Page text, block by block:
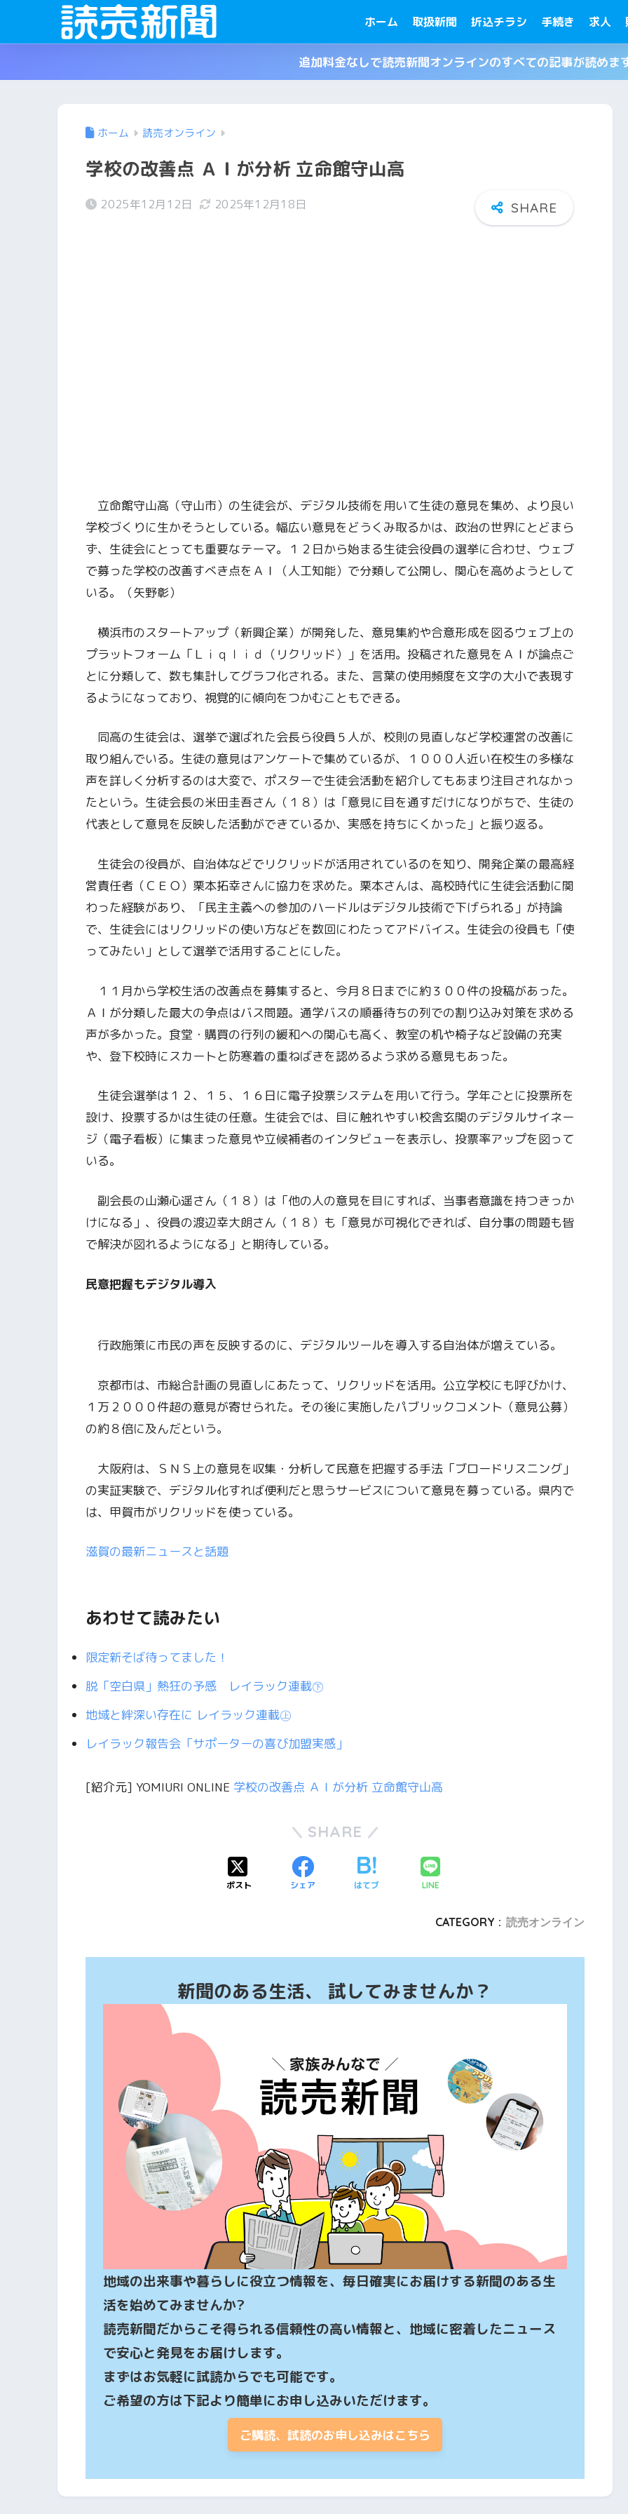
ホーム 取扱新聞 折込チラシ 手続き 求人
追加料金なしで読売新聞オンラインのすべての記事が読めま
ホーム 読売オンライン
学校の改善点 ＡＩが分析 立命館守山高
2025年12月12日 2025年12月18日
立命館守山高（守山市）の生徒会が、デジタル技術を用いて生徒の意見を集め、より良い
学校づくりに生かそうとしている。幅広い意見をどうくみ取るかは、政治の世界にとどまら
ず、生徒会にとっても重要なテーマ。１２日から始まる生徒会役員の選挙に合わせ、ウェブ
で募った学校の改善すべき点をＡＩ（人工知能）で分類して公開し、関心を高めようとして
いる。（矢野彰）
横浜市のスタートアップ（新興企業）が開発した、意見集約や合意形成を図るウェブ上の
プラットフォーム「Ｌｉｑｌｉｄ（リクリッド）」を活用。投稿された意見をＡＩが論点ご
とに分類して、数も集計してグラフ化される。また、言葉の使用頻度を文字の大小で表現す
るようになっており、視覚的に傾向をつかむこともできる。
同高の生徒会は、選挙で選ばれた会長ら役員５人が、校則の見直しなど学校運営の改善に
取り組んでいる。生徒の意見はアンケートで集めているが、１０００人近い在校生の多様な
声を詳しく分析するのは大変で、ポスターで生徒会活動を紹介してもあまり注目されなかっ
たという。生徒会長の米田圭吾さん（１８）は「意見に目を通すだけになりがちで、生徒の
代表として意見を反映した活動ができているか、実感を持ちにくかった」と振り返る。
生徒会の役員が、自治体などでリクリッドが活用されているのを知り、開発企業の最高経
営責任者（ＣＥＯ）栗本拓幸さんに協力を求めた。栗本さんは、高校時代に生徒会活動に関
わった経験があり、「民主主義への参加のハードルはデジタル技術で下げられる」が持論
で、生徒会にはリクリッドの使い方などを数回にわたってアドバイス。生徒会の役員も「使
ってみたい」として選挙で活用することにした。
１１月から学校生活の改善点を募集すると、今月８日までに約３００件の投稿があった。
ＡＩが分類した最大の争点はバス問題。通学バスの順番待ちの列での割り込み対策を求める
声が多かった。食堂・購買の行列の緩和への関心も高く、教室の机や椅子など設備の充実
や、登下校時にスカートと防寒着の重ねばきを認めるよう求める意見もあった。
生徒会選挙は１２、１５、１６日に電子投票システムを用いて行う。学年ごとに投票所を
設け、投票するかは生徒の任意。生徒会では、目に触れやすい校舎玄関のデジタルサイネー
ジ（電子看板）に集まった意見や立候補者のインタビューを表示し、投票率アップを図って
いる。
副会長の山瀬心遥さん（１８）は「他の人の意見を目にすれば、当事者意識を持つきっか
けになる」、役員の渡辺幸大朗さん（１８）も「意見が可視化できれば、自分事の問題も皆
で解決が図れるようになる」と期待している。
民意把握もデジタル導入
行政施策に市民の声を反映するのに、デジタルツールを導入する自治体が増えている。
京都市は、市総合計画の見直しにあたって、リクリッドを活用。公立学校にも呼びかけ、
１万２０００件超の意見が寄せられた。その後に実施したパブリックコメント（意見公募）
の約８倍に及んだという。
大阪府は、ＳＮＳ上の意見を収集・分析して民意を把握する手法「ブロードリスニング」
の実証実験で、デジタル化すれば便利だと思うサービスについて意見を募っている。県内で
は、甲賀市がリクリッドを使っている。
滋賀の最新ニュースと話題
あわせて読みたい
限定新そば待ってました！
脱「空白県」熱狂の予感 レイラック連載㊦
地域と絆深い存在に レイラック連載㊤
レイラック報告会「サポーターの喜び加盟実感」
[紹介元] YOMIURI ONLINE 学校の改善点 ＡＩが分析 立命館守山高
SHARE
ポスト シェア はてブ LINE
CATEGORY : 読売オンライン
新聞のある生活、 試してみませんか？
地域の出来事や暮らしに役立つ情報を、毎日確実にお届けする新聞のある生
活を始めてみませんか?
読売新聞だからこそ得られる信頼性の高い情報と、地域に密着したニュース
で安心と発見をお届けします。
まずはお気軽に試読からでも可能です。
ご希望の方は下記より簡単にお申し込みいただけます。
ご購読、試読のお申し込みはこちら